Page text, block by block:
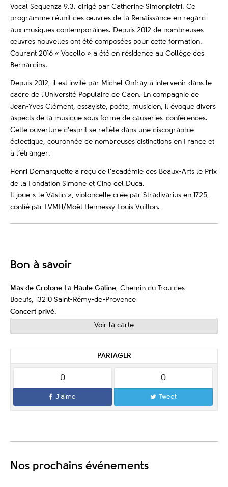
Vocal Sequenza 9.3. dirigé par Catherine Simonpietri. Ce
programme réunit des œuvres de la Renaissance en regard
aux musiques contemporaines. Depuis 2012 de nombreuses
œuvres nouvelles ont été composées pour cette formation.
Courant 2016 « Vocello » a été en résidence au Collège des
Bernardins.
Depuis 2012, il est invité par Michel Onfray à intervenir dans le
cadre de l’Université Populaire de Caen. En compagnie de
Jean-Yves Clément, essayiste, poète, musicien, il évoque divers
aspects de la musique sous forme de causeries-conférences.
Cette ouverture d’esprit se reflète dans une discographie
éclectique, couronnée de nombreuses distinctions en France et
à l’étranger.
Henri Demarquette a reçu de l’académie des Beaux-Arts le Prix
de la Fondation Simone et Cino del Duca.
Il joue « le Vaslin », violoncelle crée par Stradivarius en 1725,
confié par LVMH/Moët Hennessy Louis Vuitton.
Bon à savoir
Mas de Crotone La Haute Galine, Chemin du Trou des
Boeufs, 13210 Saint-Rémy-de-Provence
Concert privé.
Voir la carte
PARTAGER
0
J'aime
0
Tweet
Nos prochains événements